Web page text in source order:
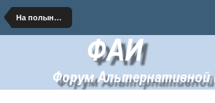
На полынных тропинках далеких планет